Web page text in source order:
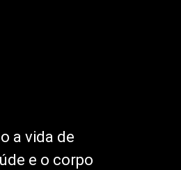
a vida de
e o corpo